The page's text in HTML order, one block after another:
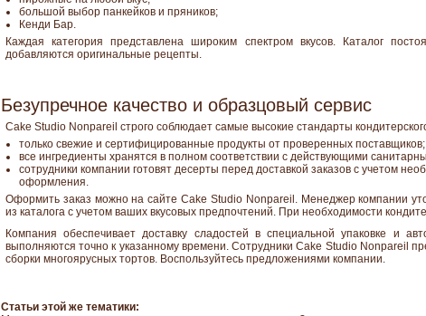
большой выбор панкейков и пряников;
Кенди Бар.
Каждая категория представлена широким спектром вкусов. Каталог
добавляются оригинальные рецепты.
Безупречное качество и образцовый сервис
Cake Studio Nonpareil строго соблюдает самые высокие стандарты
только свежие и сертифицированные продукты от проверенных поставщиков;
все ингредиенты хранятся в полном соответствии с действующими
сотрудники компании готовят десерты перед доставкой заказов с учетом
оформления.
Оформить заказ можно на сайте Cake Studio Nonpareil. Менеджер компании
из каталога с учетом ваших вкусовых предпочтений. При необходимости
Компания обеспечивает доставку сладостей в специальной упаковке и
выполняются точно к указанному времени. Сотрудники Cake Studio Nonpareil
сборки многоярусных тортов. Воспользуйтесь предложениями компании.
Статьи этой же тематики: